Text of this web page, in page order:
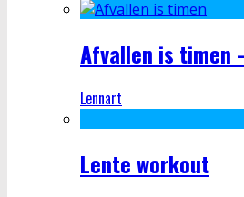
Afvallen is timen
Lennart
Lente workout